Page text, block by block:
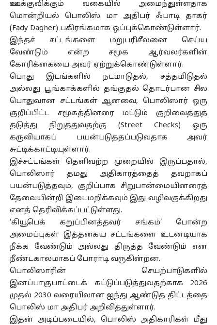
ஊக்குவிக்கும் வகையில் அமைந்துள்ளதாக
மொன்றியல் பொலிஸ் மா அதிபர் ஃபாடி தாகர்
(Fady Dagher) பகிரங்கமாக ஒப்புக்கொண்டுள்ளார்.
இந்தச் சட்டங்களை மறுபரிசீலனை செய்ய
வேண்டும் என்ற சமூக ஆர்வலர்களின்
கோரிக்கையை அவர் ஏற்றுக்கொண்டுள்ளார்.
பொது இடங்களில் நடமாடுதல், சத்தமிடுதல்
அல்லது பூங்காக்களில் தங்குதல் தொடர்பான சில
பொதுவான சட்டங்கள் ஆனவை, பொலிஸார் ஒரு
குறிப்பிட்ட சமூகத்தினரை மட்டும் குறிவைத்துத்
தடுத்து நிறுத்துவதற்கு (Street Checks) ஒரு
கருவியாகப் பயன்படுத்தப்படுவதாக அவர்
சுட்டிக்காட்டியுள்ளார்.
இச்சட்டங்கள் தெளிவற்ற முறையில் இருப்பதால்,
பொலிஸார் தமது அதிகாரத்தைத் தவறாகப்
பயன்படுத்தவும், குறிப்பாக சிறுபான்மையினரைத்
தேவையின்றி இடைமறிக்கவும் இது வழிவகுக்கிறது
எனத் தெரிவிக்கப்பட்டுள்ளது.
‘கியூபெக் கறுப்பினத்தவர் சங்கம்’ போன்ற
அமைப்புகள் இத்தகைய சட்டங்களை உடனடியாக
நீக்க வேண்டும் அல்லது திருத்த வேண்டும் என
நீண்டகாலமாகப் போராடி வருகின்றன.
பொலிஸாரின் செயற்பாடுகளில்
இனப்பாகுபாட்டைக் கட்டுப்படுத்துவதற்காக 2026
முதல் 2030 வரையிலான ஐந்து ஆண்டுத் திட்டத்தை
பொலிஸ் மா அதிபர் அறிவித்துள்ளார்.
இதன் அடிப்படையில், பொலிஸ் அதிகாரிகள் மீது